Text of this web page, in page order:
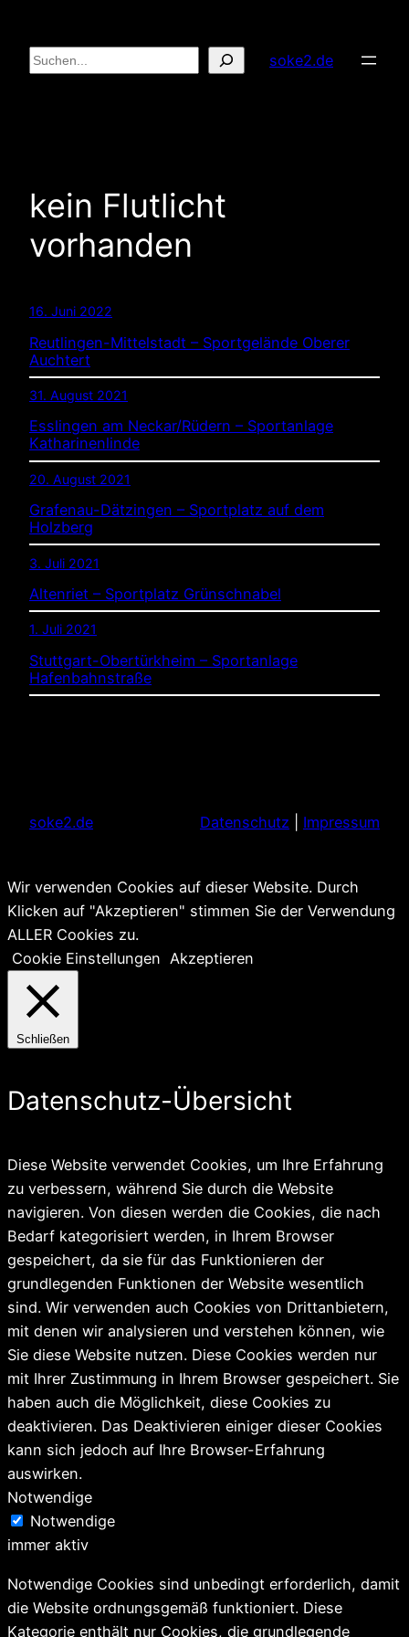
Inhalt
springen
Suchen soke2.de
kein Flutlicht
vorhanden
16. Juni 2022
Reutlingen-Mittelstadt – Sportgelände Oberer
Auchtert
31. August 2021
Esslingen am Neckar/Rüdern – Sportanlage
Katharinenlinde
20. August 2021
Grafenau-Dätzingen – Sportplatz auf dem
Holzberg
3. Juli 2021
Altenriet – Sportplatz Grünschnabel
1. Juli 2021
Stuttgart-Obertürkheim – Sportanlage
Hafenbahnstraße
soke2.de Datenschutz Impressum
Wir verwenden Cookies auf dieser Website. Durch
Klicken auf "Akzeptieren" stimmen Sie der Verwendung
ALLER Cookies zu.
Cookie Einstellungen Akzeptieren
Schließen
Datenschutz-Übersicht
Diese Website verwendet Cookies, um Ihre Erfahrung
zu verbessern, während Sie durch die Website
navigieren. Von diesen werden die Cookies, die nach
Bedarf kategorisiert werden, in Ihrem Browser
gespeichert, da sie für das Funktionieren der
grundlegenden Funktionen der Website wesentlich
sind. Wir verwenden auch Cookies von Drittanbietern,
mit denen wir analysieren und verstehen können, wie
Sie diese Website nutzen. Diese Cookies werden nur
mit Ihrer Zustimmung in Ihrem Browser gespeichert. Sie
haben auch die Möglichkeit, diese Cookies zu
deaktivieren. Das Deaktivieren einiger dieser Cookies
kann sich jedoch auf Ihre Browser-Erfahrung
auswirken.
Notwendige
Notwendige
immer aktiv
Notwendige Cookies sind unbedingt erforderlich, damit
die Website ordnungsgemäß funktioniert. Diese
Kategorie enthält nur Cookies, die grundlegende